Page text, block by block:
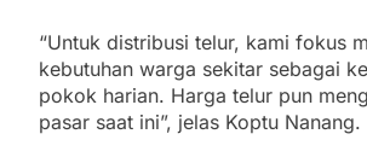
“Untuk distribusi telur, kami fokus
kebutuhan warga sekitar sebagai
pokok harian. Harga telur pun
pasar saat ini”, jelas Koptu Nanang.